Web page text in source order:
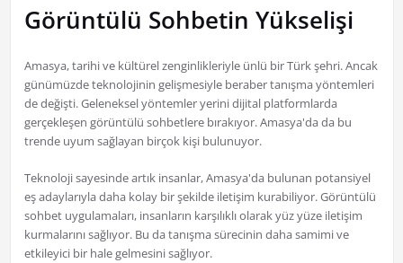
Görüntülü Sohbetin Yükselişi
Amasya, tarihi ve kültürel zenginlikleriyle ünlü bir Türk şehri. Ancak
günümüzde teknolojinin gelişmesiyle beraber tanışma yöntemleri
de değişti. Geleneksel yöntemler yerini dijital platformlarda
gerçekleşen görüntülü sohbetlere bırakıyor. Amasya'da da bu
trende uyum sağlayan birçok kişi bulunuyor.
Teknoloji sayesinde artık insanlar, Amasya'da bulunan potansiyel
eş adaylarıyla daha kolay bir şekilde iletişim kurabiliyor. Görüntülü
sohbet uygulamaları, insanların karşılıklı olarak yüz yüze iletişim
kurmalarını sağlıyor. Bu da tanışma sürecinin daha samimi ve
etkileyici bir hale gelmesini sağlıyor.